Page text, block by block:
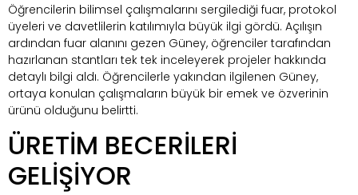
Öğrencilerin bilimsel çalışmalarını sergilediği fuar, protokol
üyeleri ve davetlilerin katılımıyla büyük ilgi gördü. Açılışın
ardından fuar alanını gezen Güney, öğrenciler tarafından
hazırlanan stantları tek tek inceleyerek projeler hakkında
detaylı bilgi aldı. Öğrencilerle yakından ilgilenen Güney,
ortaya konulan çalışmaların büyük bir emek ve özverinin
ürünü olduğunu belirtti.
ÜRETİM BECERİLERİ
GELİŞİYOR